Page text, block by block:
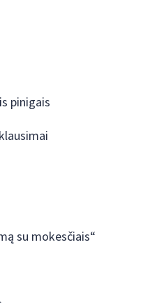
pinigais
su mokesčiais“